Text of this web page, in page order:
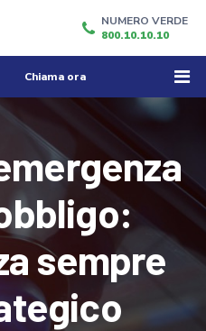
NUMERO VERDE
800.10.10.10
Chiama ora
sempre